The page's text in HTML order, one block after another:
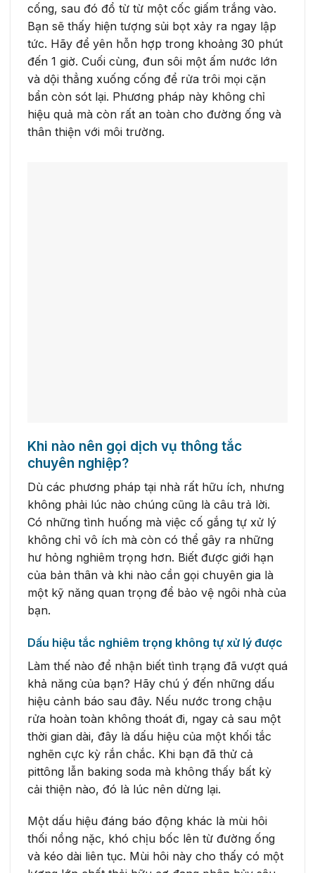
cống, sau đó đổ từ từ một cốc giấm trắng vào.
Bạn sẽ thấy hiện tượng sủi bọt xảy ra ngay lập
tức. Hãy để yên hỗn hợp trong khoảng 30 phút
đến 1 giờ. Cuối cùng, đun sôi một ấm nước lớn
và dội thẳng xuống cống để rửa trôi mọi cặn
bẩn còn sót lại. Phương pháp này không chỉ
hiệu quả mà còn rất an toàn cho đường ống và
thân thiện với môi trường.
Khi nào nên gọi dịch vụ thông tắc
chuyên nghiệp?
Dù các phương pháp tại nhà rất hữu ích, nhưng
không phải lúc nào chúng cũng là câu trả lời.
Có những tình huống mà việc cố gắng tự xử lý
không chỉ vô ích mà còn có thể gây ra những
hư hỏng nghiêm trọng hơn. Biết được giới hạn
của bản thân và khi nào cần gọi chuyên gia là
một kỹ năng quan trọng để bảo vệ ngôi nhà của
bạn.
Dấu hiệu tắc nghiêm trọng không tự xử lý được
Làm thế nào để nhận biết tình trạng đã vượt quá
khả năng của bạn? Hãy chú ý đến những dấu
hiệu cảnh báo sau đây. Nếu nước trong chậu
rửa hoàn toàn không thoát đi, ngay cả sau một
thời gian dài, đây là dấu hiệu của một khối tắc
nghẽn cực kỳ rắn chắc. Khi bạn đã thử cả
pittông lẫn baking soda mà không thấy bất kỳ
cải thiện nào, đó là lúc nên dừng lại.
Một dấu hiệu đáng báo động khác là mùi hôi
thối nồng nặc, khó chịu bốc lên từ đường ống
và kéo dài liên tục. Mùi hôi này cho thấy có một